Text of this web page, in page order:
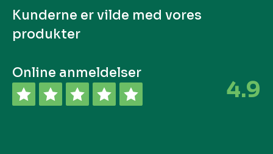
Kunderne er vilde med vores
produkter
Online anmeldelser
4.9